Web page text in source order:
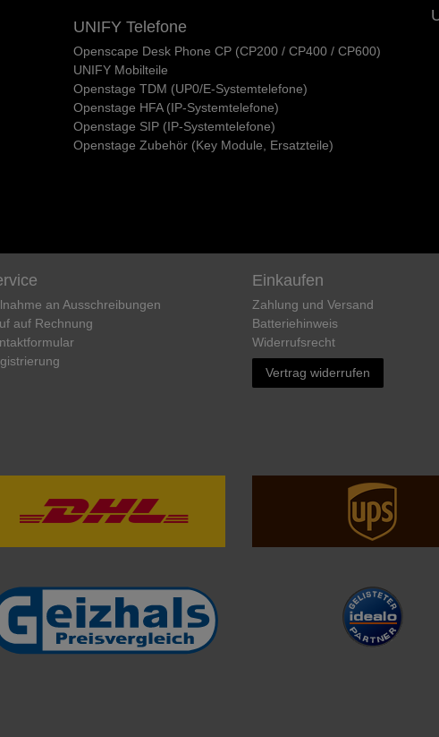
UNIFY Telefone
Openscape Desk Phone CP (CP200 / CP400 / CP600)
UNIFY Mobilteile
Openstage TDM (UP0/E-Systemtelefone)
Openstage HFA (IP-Systemtelefone)
Openstage SIP (IP-Systemtelefone)
Openstage Zubehör (Key Module, Ersatzteile)
an Ausschreibungen
auf Rechnung
Einkaufen
Zahlung und Versand
Batteriehinweis
Widerrufs­recht
Vertrag widerrufen